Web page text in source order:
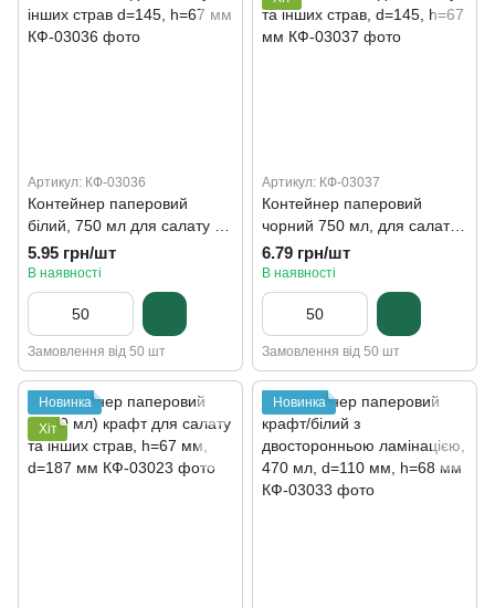
Артикул: КФ-03036
Контейнер паперовий
білий, 750 мл для салату та
інших страв d=145, h=67 мм
5.95 грн/шт
В наявності
Замовлення від 50 шт
Артикул: КФ-03037
Контейнер паперовий
чорний 750 мл, для салату
та інших страв, d=145, h=67
мм
6.79 грн/шт
В наявності
Замовлення від 50 шт
Новинка
Хіт
Новинка